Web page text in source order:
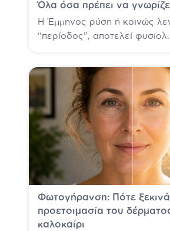
Όλα όσα πρέπει να
Η Έμμηνος ρύση ή κοινώς
“περίοδος”, αποτελεί
Φωτογήρανση: Πότε
προετοιμασία του
καλοκαίρι